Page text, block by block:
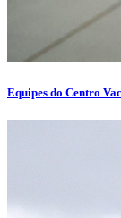
Equipes do Centro